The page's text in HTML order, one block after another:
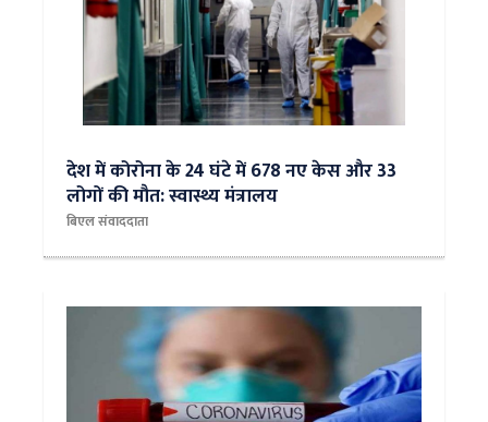
देश में कोरोना के 24 घंटे में 678 नए केस और 33
लोगों की मौत: स्वास्थ्य मंत्रालय
बिएल संवाददाता